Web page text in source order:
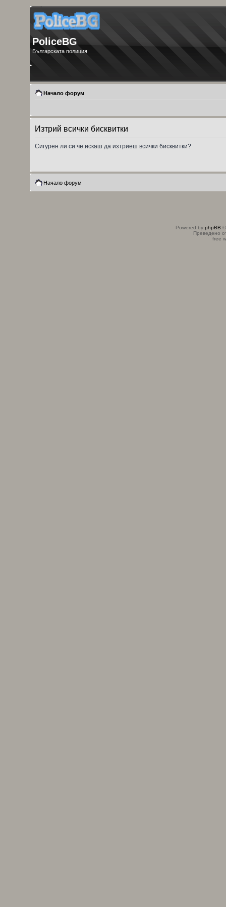
PoliceBG
Българската полиция
Начало форум
Изтрий всички бисквитки
Сигурен ли си че искаш да изтриеш всички бисквитки?
Начало форум
Powered by phpBB
Преведено
free